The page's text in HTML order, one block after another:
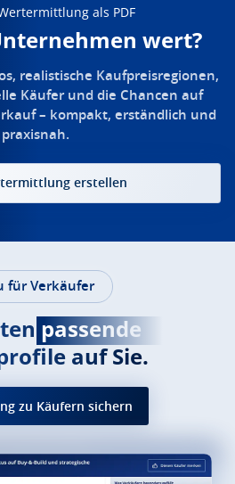
als PDF
wert?
realistische Kaufpreisregionen,
Käufer und die Chancen auf
– kompakt, erständlich und
praxisnah.
erstellen
für Verkäufer
passende
auf Sie.
zu Käufern sichern